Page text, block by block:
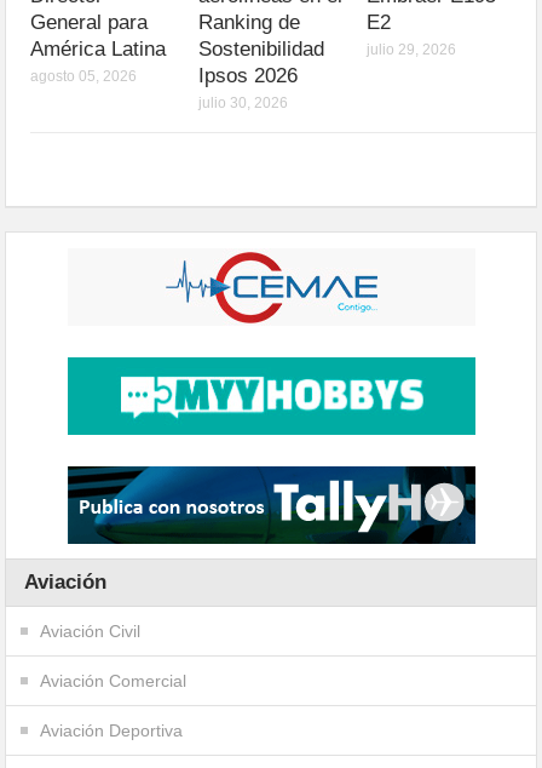
General para
América Latina
agosto 05, 2026
Ranking de
Sostenibilidad
Ipsos 2026
julio 30, 2026
E2
julio 29, 2026
Aviación
Aviación Civil
Aviación Comercial
Aviación Deportiva